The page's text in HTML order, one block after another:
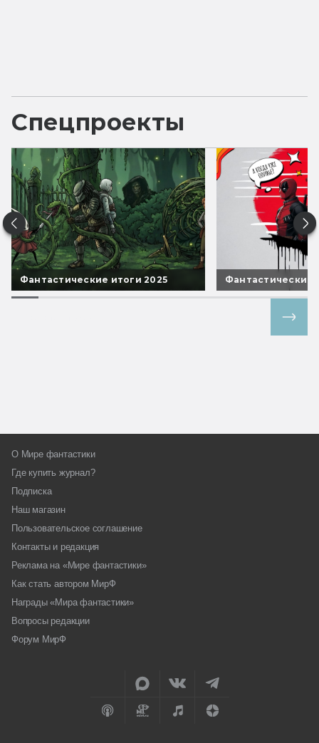
Спецпроекты
Фантастические итоги 2025 Фантастические
О Мире фантастики
Где купить журнал?
Подписка
Наш магазин
Пользовательское соглашение
Контакты и редакция
Реклама на «Мире фантастики»
Как стать автором МирФ
Награды «Мира фантастики»
Вопросы редакции
Форум МирФ